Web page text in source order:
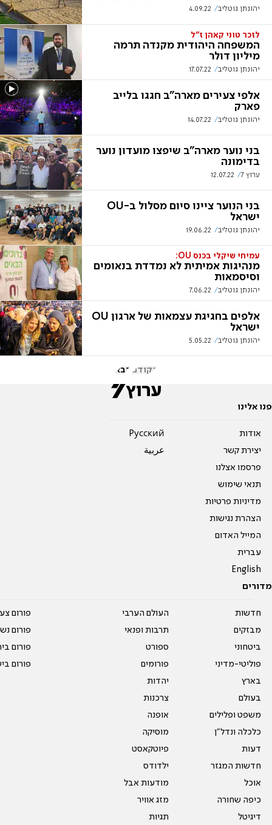
יהונתן גוטליב 4.09.22
לזכר טוני קאהן ז"ל
המשפחה היהודית מקנדה תרמה
מיליון דולר
יהונתן גוטליב 17.07.22
אלפי צעירים מארה"ב חגגו בלייב
פארק
יהונתן גוטליב 14.07.22
בני נוער מארה"ב שיפצו מועדון נוער
בדימונה
ערוץ 7 12.07.22
בני הנוער ציינו סיום מסלול ב-OU
ישראל
יהונתן גוטליב 19.06.22
עמיחי שיקלי בכנס OU:
מנהיגות אמיתית לא נמדדת בנאומים
וסיסמאות
יהונתן גוטליב 7.06.22
אלפים בחגיגת עצמאות של ארגון OU
ישראל
יהונתן גוטליב 5.05.22
הקודם הבא
פנו אלינו
אודות
יצירת קשר
פרסמו אצלנו
תנאי שימוש
מדיניות פרטיות
הצהרת נגישות
המייל האדום
עברית
English
Pусский
عربية
מדורים
חדשות
מבזקים
ביטחוני
פוליטי-מדיני
בארץ
בעולם
משפט ופלילים
כלכלה ונדל"ן
דעות
חדשות המגזר
אוכל
כיפה שחורה
דיגיטל
העולם הערבי
תרבות ופנאי
ספורט
פורומים
יהדות
צרכנות
אופנה
מוסיקה
פיוטקאסט
ילדודס
מודעות אבל
מזג אוויר
תגיות
פורום
פורום
פורום
פורום